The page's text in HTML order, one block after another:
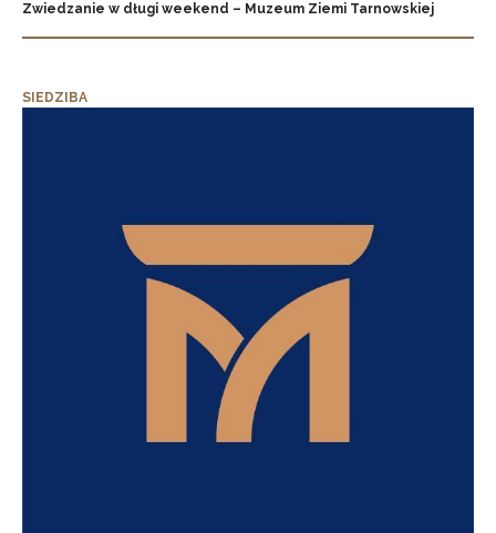
Zwiedzanie w długi weekend – Muzeum Ziemi Tarnowskiej
SIEDZIBA